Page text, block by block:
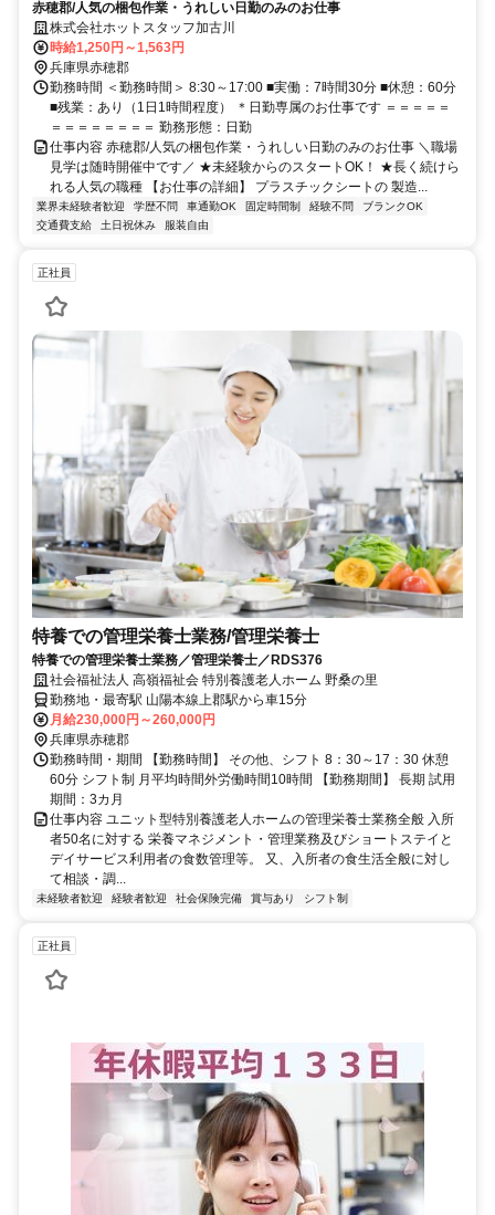
赤穂郡/人気の梱包作業・うれしい日勤のみのお仕事
株式会社ホットスタッフ加古川
時給1,250円～1,563円
兵庫県赤穂郡
勤務時間 ＜勤務時間＞ 8:30～17:00 ■実働：7時間30分 ■休憩：60分
■残業：あり（1日1時間程度） ＊日勤専属のお仕事です ＝＝＝＝＝
＝＝＝＝＝＝＝＝ 勤務形態：日勤
仕事内容 赤穂郡/人気の梱包作業・うれしい日勤のみのお仕事 ＼職場
見学は随時開催中です／ ★未経験からのスタートOK！ ★長く続けら
れる人気の職種 【お仕事の詳細】 プラスチックシートの 製造...
業界未経験者歓迎 学歴不問 車通勤OK 固定時間制 経験不問
ブランクOK
交通費支給
土日祝休み 服装自由
正社員
特養での管理栄養士業務/管理栄養士
特養での管理栄養士業務／管理栄養士／RDS376
社会福祉法人 高嶺福祉会 特別養護老人ホーム 野桑の里
勤務地・最寄駅 山陽本線上郡駅から車15分
月給230,000円～260,000円
兵庫県赤穂郡
勤務時間・期間 【勤務時間】 その他、シフト 8：30～17：30 休憩
60分 シフト制 月平均時間外労働時間10時間 【勤務期間】 長期 試用
期間：3カ月
仕事内容 ユニット型特別養護老人ホームの管理栄養士業務全般 入所
者50名に対する 栄養マネジメント・管理業務及びショートステイと
デイサービス利用者の食数管理等。 又、入所者の食生活全般に対し
て相談・調...
未経験者歓迎 経験者歓迎 社会保険完備 賞与あり シフト制
正社員